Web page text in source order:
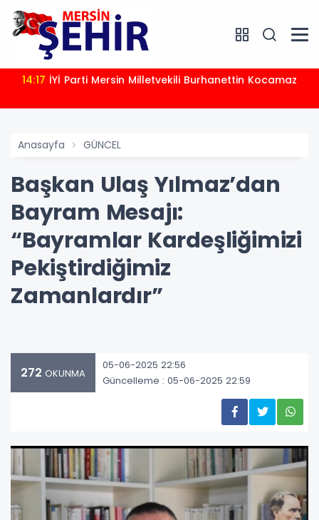
14:17 İYİ Parti Mersin Milletvekili Burhanettin Kocamaz
Anasayfa GÜNCEL
Başkan Ulaş Yılmaz’dan
Bayram Mesajı:
“Bayramlar Kardeşliğimizi
Pekiştirdiğimiz
Zamanlardır”
272 OKUNMA
05-06-2025 22:56
Güncelleme : 05-06-2025 22:59